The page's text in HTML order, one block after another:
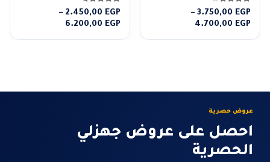
4.14 من 5
3.750,00 EGP
–
4.700,00 EGP
4.57 من 5
2.450,00 EGP
–
6.200,00 EGP
عروض حصرية
احصل على عروض جهزلي
الحصرية